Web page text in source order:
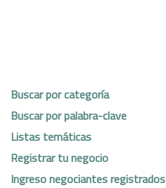
Buscar por categoría
Buscar por palabra-clave
Listas temáticas
Registrar tu negocio
Ingreso negociantes registrados